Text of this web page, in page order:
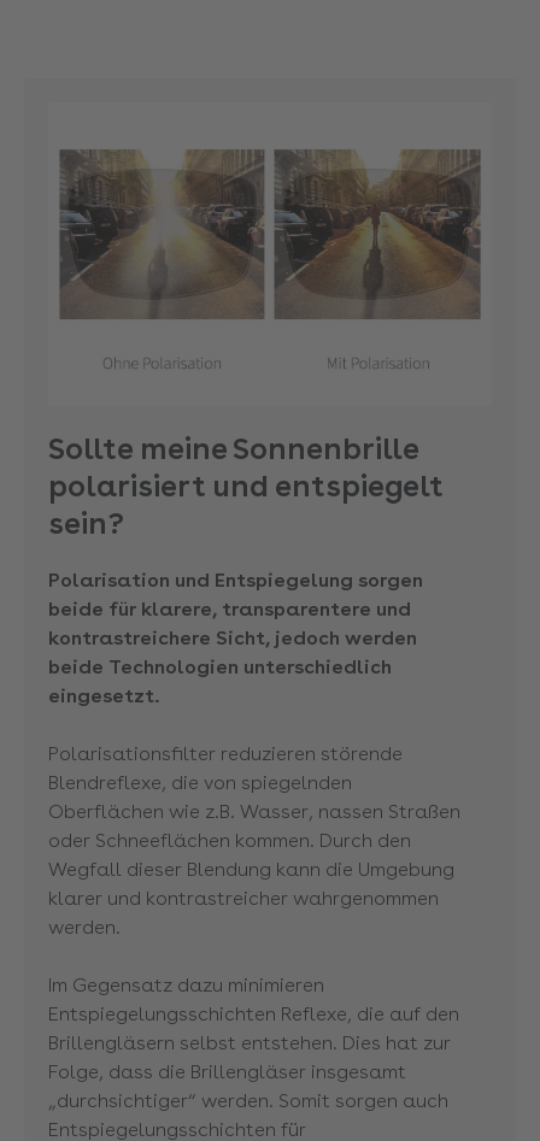
Sollte meine Sonnenbrille
polarisiert und entspiegelt
sein?
Polarisation und Entspiegelung sorgen
beide für klarere, transparentere und
kontrastreichere Sicht, jedoch werden
beide Technologien unterschiedlich
eingesetzt.
Polarisationsfilter reduzieren störende
Blendreflexe, die von spiegelnden
Oberflächen wie z.B. Wasser, nassen Straßen
oder Schneeflächen kommen. Durch den
Wegfall dieser Blendung kann die Umgebung
klarer und kontrastreicher wahrgenommen
werden.
Im Gegensatz dazu minimieren
Entspiegelungsschichten Reflexe, die auf den
Brillengläsern selbst entstehen. Dies hat zur
Folge, dass die Brillengläser insgesamt
„durchsichtiger“ werden. Somit sorgen auch
Entspiegelungsschichten für